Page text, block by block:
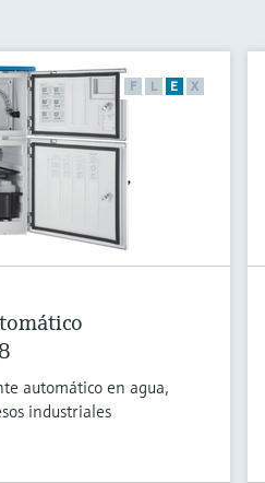
F L E X
automático en agua,
industriales